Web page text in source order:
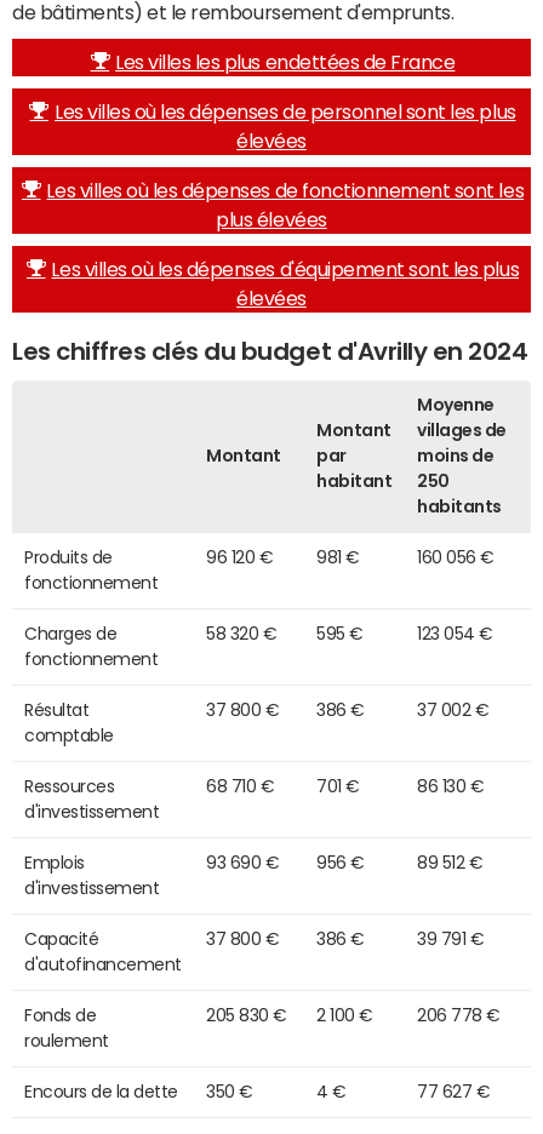
de bâtiments) et le remboursement d'emprunts.
Les villes les plus endettées de France
Les villes où les dépenses de personnel sont les plus
élevées
Les villes où les dépenses de fonctionnement sont les
plus élevées
Les villes où les dépenses d'équipement sont les plus
élevées
Les chiffres clés du budget d'Avrilly en 2024
Montant
Montant
par
habitant
Moyenne
villages de
moins de
250
habitants
Produits de
fonctionnement
96 120 € 981 € 160 056 €
Charges de
fonctionnement
58 320 € 595 € 123 054 €
Résultat
comptable
37 800 € 386 € 37 002 €
Ressources
d'investissement
68 710 € 701 € 86 130 €
Emplois
d'investissement
93 690 € 956 € 89 512 €
Capacité
d'autofinancement
37 800 € 386 € 39 791 €
Fonds de
roulement
205 830 € 2 100 € 206 778 €
Encours de la dette 350 € 4 € 77 627 €